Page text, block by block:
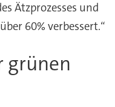
Ätzprozesses und
60% verbessert.“
grünen